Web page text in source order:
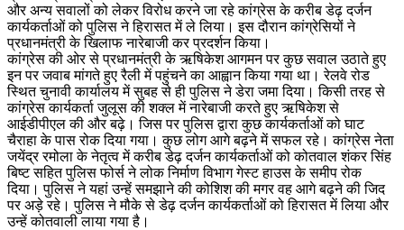
और अन्य सवालों को लेकर विरोध करने जा रहे कांग्रेस के करीब डेढ़ दर्जन
कार्यकर्ताओं को पुलिस ने हिरासत में ले लिया। इस दौरान कांग्रेसियों ने
प्रधानमंत्री के खिलाफ नारेबाजी कर प्रदर्शन किया।
कांग्रेस की ओर से प्रधानमंत्री के ऋषिकेश आगमन पर कुछ सवाल उठाते हुए
इन पर जवाब मांगते हुए रैली में पहुंचने का आह्वान किया गया था। रेलवे रोड
स्थित चुनावी कार्यालय में सुबह से ही पुलिस ने डेरा जमा दिया। किसी तरह से
कांग्रेस कार्यकर्ता जुलूस की शक्ल में नारेबाजी करते हुए ऋषिकेश से
आईडीपीएल की और बढ़े। जिस पर पुलिस द्वारा कुछ कार्यकर्ताओं को घाट
चैराहा के पास रोक दिया गया। कुछ लोग आगे बढ़ने में सफल रहे। कांग्रेस नेता
जयेंद्र रमोला के नेतृत्व में करीब डेढ़ दर्जन कार्यकर्ताओं को कोतवाल शंकर सिंह
बिष्ट सहित पुलिस फोर्स ने लोक निर्माण विभाग गेस्ट हाउस के समीप रोक
दिया। पुलिस ने यहां उन्हें समझाने की कोशिश की मगर वह आगे बढ़ने की जिद
पर अड़े रहे। पुलिस ने मौके से डेढ़ दर्जन कार्यकर्ताओं को हिरासत में लिया और
उन्हें कोतवाली लाया गया है।